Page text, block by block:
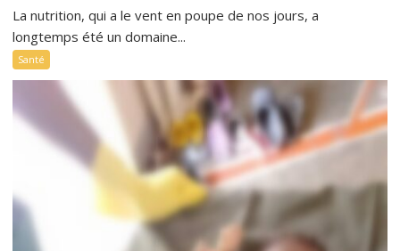
La nutrition, qui a le vent en poupe de nos jours, a
longtemps été un domaine...
Santé